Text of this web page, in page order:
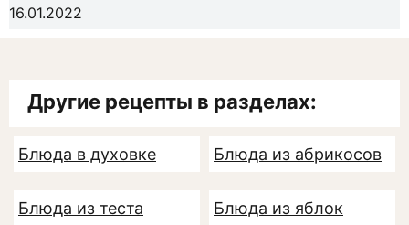
16.01.2022
Другие рецепты в разделах:
Блюда в духовке Блюда из абрикосов
Блюда из теста Блюда из яблок